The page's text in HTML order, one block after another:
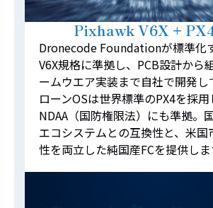
Pixhawk V6X +
Dronecode Foundationが標準化
V6X規格に準拠し、PCB設計から
ームウエア実装まで自社で開発し
ローンOSは世界標準のPX4を採
NDAA（国防権限法）にも準拠。
エコシステムとの互換性と、米国
性を両立した純国産FCを提供しま